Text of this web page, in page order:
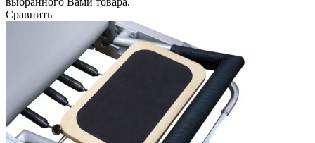
Сравнить